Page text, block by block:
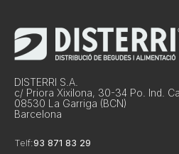
DISTERRI S.A.
c/ Priora Xixilona, 30-34 Po. Ind. Ca
08530 La Garriga (BCN)
Barcelona
Telf:93 871 83 29